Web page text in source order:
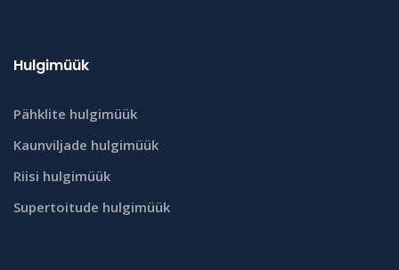
Hulgimüük
Pähklite hulgimüük
Kaunviljade hulgimüük
Riisi hulgimüük
Supertoitude hulgimüük